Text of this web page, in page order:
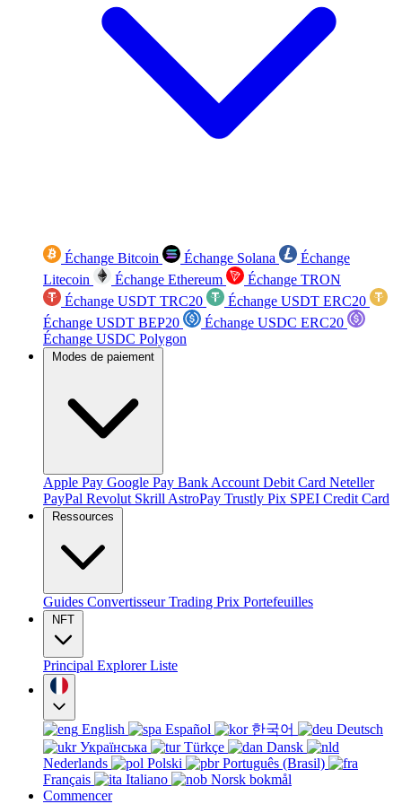
Échange Bitcoin Échange Solana
Échange
Litecoin
Échange Ethereum
Échange TRON
Échange USDT TRC20
Échange USDT ERC20
Échange USDT BEP20
Échange USDC ERC20
Échange USDC Polygon
Modes de paiement
Apple Pay Google Pay Bank Account Debit Card Neteller
PayPal Revolut Skrill AstroPay Trustly Pix SPEI Credit Card
Ressources
Guides ConvertisseurTrading Prix Portefeuilles
NFT
Principal ExplorerListe
English Español 한국어
Deutsch
Українська
Türkçe
Dansk
Nederlands
Polski
Português (Brasil)
Français
Italiano
Norsk bokmål
Commencer